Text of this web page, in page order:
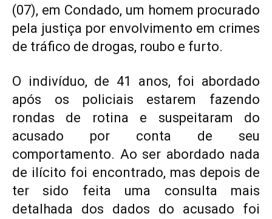
(07), em Condado, um homem procurado
pela justiça por envolvimento em crimes
de tráfico de drogas, roubo e furto.
O indivíduo, de 41 anos, foi abordado
após os policiais estarem fazendo
rondas de rotina e suspeitaram do
acusado por conta de seu
comportamento. Ao ser abordado nada
de ilícito foi encontrado, mas depois de
ter sido feita uma consulta mais
detalhada dos dados do acusado foi